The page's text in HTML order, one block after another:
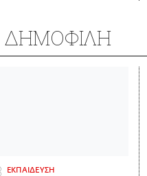
ΔΗΜΟΦΙΛΗ
ΕΚΠΑΙΔΕΥΣΗ